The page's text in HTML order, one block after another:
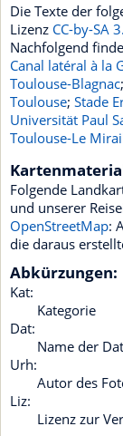
Die Texte der
Lizenz CC-by-SA
Nachfolgend
Canal latéral à la
Toulouse-Blagnac;
Toulouse; Stade
Universität Paul
Toulouse-Le
Folgende
und unserer
OpenStreetMap:
die daraus
Abkürzungen:
Kat:
Kategorie
Dat:
Name der
Urh:
Autor des
Liz:
Lizenz zur